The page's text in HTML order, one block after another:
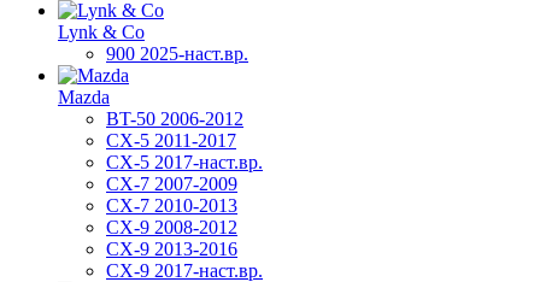
Lynk & Co
900 2025-наст.вр.
Mazda
BT-50 2006-2012
CX-5 2011-2017
CX-5 2017-наст.вр.
CX-7 2007-2009
CX-7 2010-2013
CX-9 2008-2012
CX-9 2013-2016
CX-9 2017-наст.вр.